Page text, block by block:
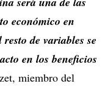
económico en
de variables se
en los beneficios
miembro del